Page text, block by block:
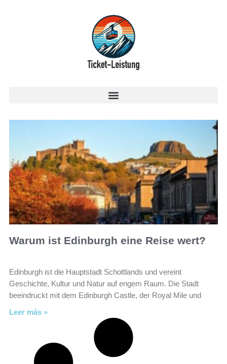
Warum ist Edinburgh eine Reise wert?
Edinburgh ist die Hauptstadt Schottlands und vereint
Geschichte, Kultur und Natur auf engem Raum. Die Stadt
beeindruckt mit dem Edinburgh Castle, der Royal Mile und
Leer más »